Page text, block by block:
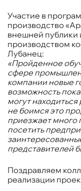
Участие в
производство
внешней публики
производством
Лубанец:
«Пройденное
сфере
компании новые
возможность
могут
не боимся это
приезжает много
посетить
представителей
Поздравляем
реализации